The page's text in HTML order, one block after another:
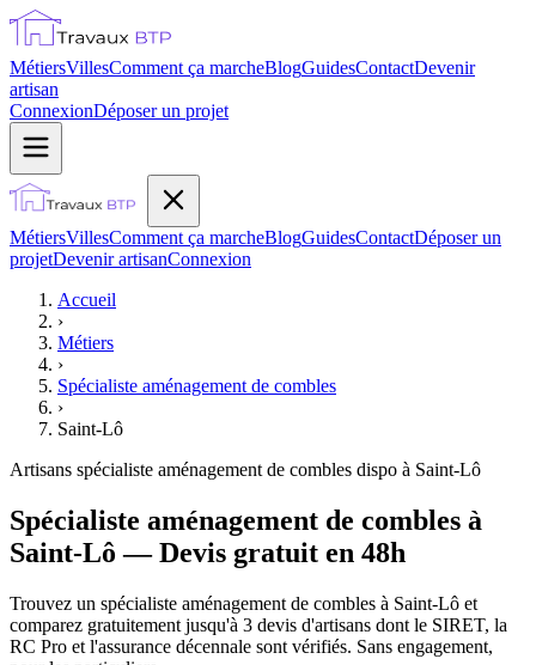
MétiersVillesComment ça marcheBlogGuidesContactDevenir
artisan
ConnexionDéposer un projet
MétiersVillesComment ça marcheBlogGuidesContactDéposer un
projetDevenir artisanConnexion
Accueil
›
Métiers
›
Spécialiste aménagement de combles
›
Saint-Lô
Artisans spécialiste aménagement de combles dispo à Saint-Lô
Spécialiste aménagement de combles à
Saint-Lô — Devis gratuit en 48h
Trouvez un spécialiste aménagement de combles à Saint-Lô et
comparez gratuitement jusqu'à 3 devis d'artisans dont le SIRET, la
RC Pro et l'assurance décennale sont vérifiés. Sans engagement,